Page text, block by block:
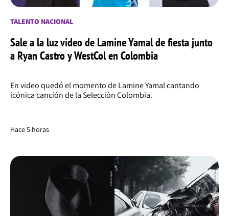
TALENTO NACIONAL
Sale a la luz video de Lamine Yamal de fiesta junto
a Ryan Castro y WestCol en Colombia
En video quedó el momento de Lamine Yamal cantando
icónica canción de la Selección Colombia.
Hace 5 horas